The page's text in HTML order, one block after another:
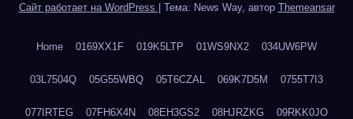
Сайт работает на WordPress Тема: News Way, автор Themeansar
Home 0169XX1F 019K5LTP 01WS9NX2 034UW6PW
03L7504Q 05G55WBQ 05T6CZAL 069K7D5M 0755T7I3
077IRTEG 07FH6X4N 08EH3GS2 08HJRZKG 09RKK0JO